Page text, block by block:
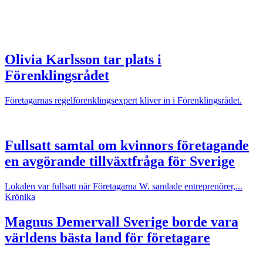
Olivia Karlsson tar plats i
Förenklingsrådet
Företagarnas regelförenklingsexpert kliver in i Förenklingsrådet.
Fullsatt samtal om kvinnors företagande
en avgörande tillväxtfråga för Sverige
Lokalen var fullsatt när Företagarna W. samlade entreprenörer,...
Krönika
Magnus Demervall Sverige borde vara
världens bästa land för företagare